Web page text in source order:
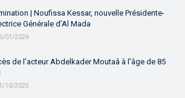
| Noufissa Kessar, nouvelle Présidente-
Générale d’Al Mada
01/2026
de l’acteur Abdelkader Moutaâ à l’âge de 85
10/2025